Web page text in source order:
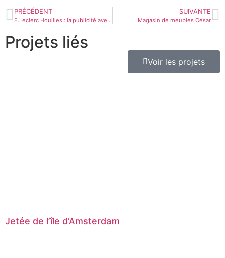
PRÉCÉDENT
E.Leclerc Houilles : la publicité avec vos vitrines
SUIVANTE
Magasin de meubles César
Projets liés
Voir les projets
Jetée de l’île d’Amsterdam